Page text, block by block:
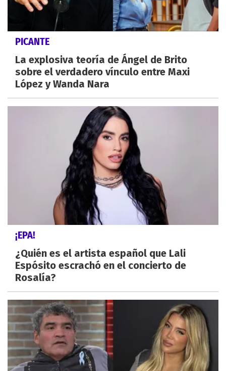
PICANTE
La explosiva teoría de Ángel de Brito
sobre el verdadero vínculo entre Maxi
López y Wanda Nara
¡EPA!
¿Quién es el artista español que Lali
Espósito escrachó en el concierto de
Rosalía?